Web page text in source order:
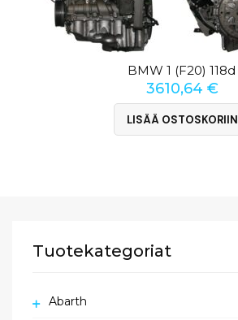
BMW 1 (F20) 118d
3610,64 €
LISÄÄ OSTOSKORIIN
Tuotekategoriat
Abarth